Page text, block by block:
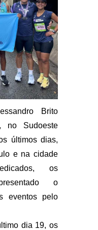
Brito
no Sudoeste
últimos dias,
e na cidade
os
o
eventos pelo
dia 19, os